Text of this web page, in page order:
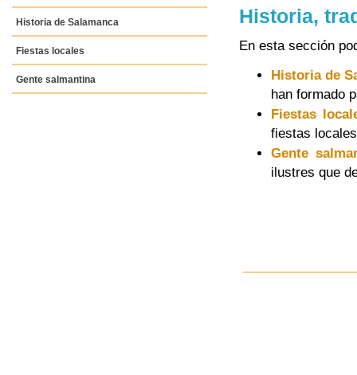
Historia de Salamanca
Fiestas locales
Gente salmantina
Historia,
En esta sección
Historia de
han formado
Fiestas
fiestas
Gente
ilustres que